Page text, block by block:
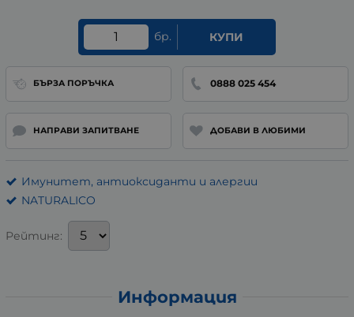
бр. КУПИ
БЪРЗА ПОРЪЧКА 0888 025 454
НАПРАВИ ЗАПИТВАНЕ ДОБАВИ В ЛЮБИМИ
Имунитет, антиоксиданти и алергии
NATURALICO
Рейтинг:
Информация